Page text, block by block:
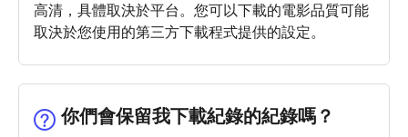
高清，具體取決於平台。您可以下載的電影品質可能
取決於您使用的第三方下載程式提供的設定。
你們會保留我下載紀錄的紀錄嗎？